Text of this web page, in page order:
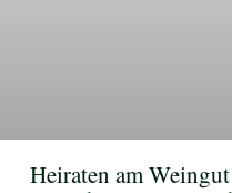
Heiraten am